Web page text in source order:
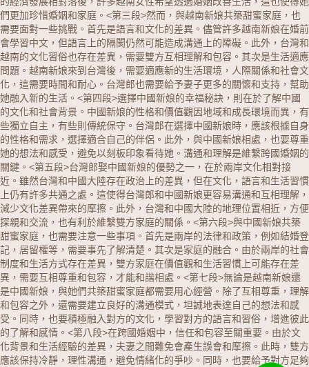
們更加珍惜婚姻和家庭。<第三段>然而，與越南新娘共築甜蜜家庭，也
需要面對一些挑戰。首先是語言和文化的差異。儘管許多越南新娘在婚前
會學習中文，但語言上的隔閡仍然可能造成溝通上的障礙。此外，台灣和
越南的文化習俗也存在差異，需要雙方互相理解和包容。其次是生活適應
問題。越南新娘來到台灣後，需要適應新的生活環境，人際關係和社會文
化，這需要時間和耐心。台灣郎也需要給予妻子更多的關懷和支持，幫助
她融入新的生活。<第四段>選擇中國新娘的幸福秘訣，則在於了解中國
的文化和社會背景。中國新娘的性格和價值觀因地域和成長環境而異，有
些獨立自主，有些則傳統保守。台灣郎在選擇中國新娘時，應該根據自身
的性格和需求，選擇適合自己的伴侶。此外，與中國新娘相處，也要尊重
她的想法和感受，避免以刻板印象看待她。溝通和理解是維繫跨國婚姻的
關鍵。<第五段>台灣郎娶中國新娘的優勢之一，在於兩岸文化相對接
近。雖然台灣和中國大陸存在政治上的差異，但在文化，語言和生活習慣
上仍有許多共通之處。這使得台灣郎和中國新娘更容易溝通和互相理解，
減少文化差異帶來的摩擦。此外，台灣和中國大陸的地理位置相近，方便
探親和交流，也有利於維繫雙方家庭的關係。<第六段>與中國新娘共築
甜蜜家庭，也需要注意一些事項。首先是兩岸的法律和政策，例如結婚登
記，居留權等，需要事先了解清楚。其次是家庭的融合。由於兩岸的社會
制度和生活方式存在差異，雙方家庭在價值觀和生活習慣上可能存在差
異，需要互相尊重和包容，才能和諧相處。<第七段>無論是越南新娘還
是中國新娘，與她們共築甜蜜家庭都需要用心經營。除了互相尊重，理解
和包容之外，還需要建立良好的溝通模式，坦誠地表達自己的想法和感
受。同時，也要積極融入對方的文化，學習對方的語言和習俗，增進彼此
的了解和感情。<第八段>在跨國婚姻中，信任和包容至關重要。由於文
化背景和生活經驗的差異，夫妻之間難免會產生誤會和摩擦。此時，雙方
應該保持冷靜，理性溝通，避免情緒化的爭吵。同時，也要給予對方足夠